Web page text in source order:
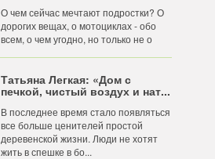
О чем сейчас мечтают подростки? О
дорогих вещах, о мотоциклах - обо
всем, о чем угодно, но только не о
Татьяна Легкая: «Дом с
печкой, чистый воздух и нат...
В последнее время стало появляться
все больше ценителей простой
деревенской жизни. Люди не хотят
жить в спешке в бо...